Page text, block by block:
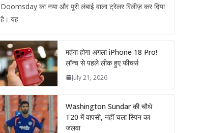
Doomsday का नया और पूरी लंबाई वाला ट्रेलर रिलीज़ कर दिया
है। यह
महंगा होगा अगला iPhone 18 Pro!
लॉन्च से पहले लीक हुए फीचर्स
July 21, 2026
Washington Sundar की चौथे
T20 में वापसी, नहीं चला स्पिन का
जलवा